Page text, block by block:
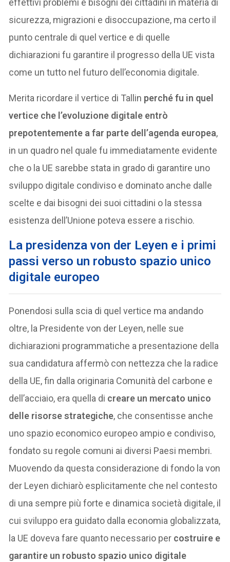
effettivi problemi e bisogni dei cittadini in materia di
sicurezza, migrazioni e disoccupazione, ma certo il
punto centrale di quel vertice e di quelle
dichiarazioni fu garantire il progresso della UE vista
come un tutto nel futuro dell’economia digitale.
Merita ricordare il vertice di Tallin perché fu in quel
vertice che l’evoluzione digitale entrò
prepotentemente a far parte dell’agenda europea,
in un quadro nel quale fu immediatamente evidente
che o la UE sarebbe stata in grado di garantire uno
sviluppo digitale condiviso e dominato anche dalle
scelte e dai bisogni dei suoi cittadini o la stessa
esistenza dell’Unione poteva essere a rischio.
La presidenza von der Leyen e i primi
passi verso un robusto spazio unico
digitale europeo
Ponendosi sulla scia di quel vertice ma andando
oltre, la Presidente von der Leyen, nelle sue
dichiarazioni programmatiche a presentazione della
sua candidatura affermò con nettezza che la radice
della UE, fin dalla originaria Comunità del carbone e
dell’acciaio, era quella di creare un mercato unico
delle risorse strategiche, che consentisse anche
uno spazio economico europeo ampio e condiviso,
fondato su regole comuni ai diversi Paesi membri.
Muovendo da questa considerazione di fondo la von
der Leyen dichiarò esplicitamente che nel contesto
di una sempre più forte e dinamica società digitale, il
cui sviluppo era guidato dalla economia globalizzata,
la UE doveva fare quanto necessario per costruire e
garantire un robusto spazio unico digitale